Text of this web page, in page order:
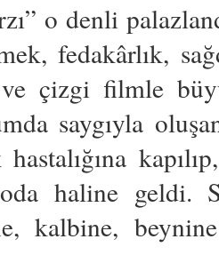
o denli
fedakârlık,
çizgi filmle
saygıyla
hastalığına
haline geldi.
kalbine,